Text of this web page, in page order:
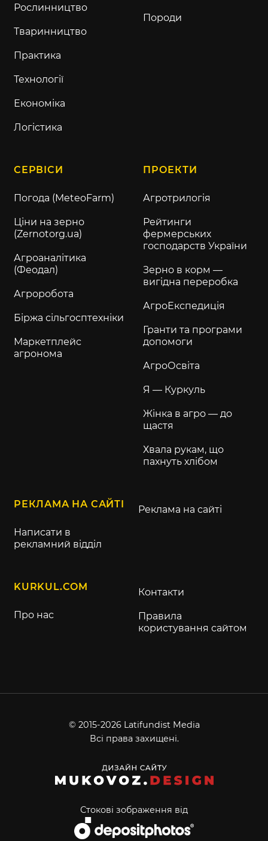
Рослинництво
Тваринництво
Практика
Технології
Економіка
Логістика
Породи
СЕРВІСИ
Погода (MeteoFarm)
Ціни на зерно
(Zernotorg.ua)
Агроаналітика
(Феодал)
Агроробота
Біржа сільгосптехніки
Маркетплейс
агронома
ПРОЕКТИ
Агротрилогія
Рейтинги
фермерських
господарств України
Зерно в корм —
вигідна переробка
АгроЕкспедиція
Гранти та програми
допомоги
АгроОсвіта
Я — Куркуль
Жінка в агро — до
щастя
Хвала рукам, що
пахнуть хлібом
РЕКЛАМА НА САЙТІ
Написати в
рекламний відділ
Реклама на сайті
KURKUL.COM
Про нас
Контакти
Правила
користування сайтом
© 2015-2026 Latifundist Media
Всі права захищені.
Стокові зображення від